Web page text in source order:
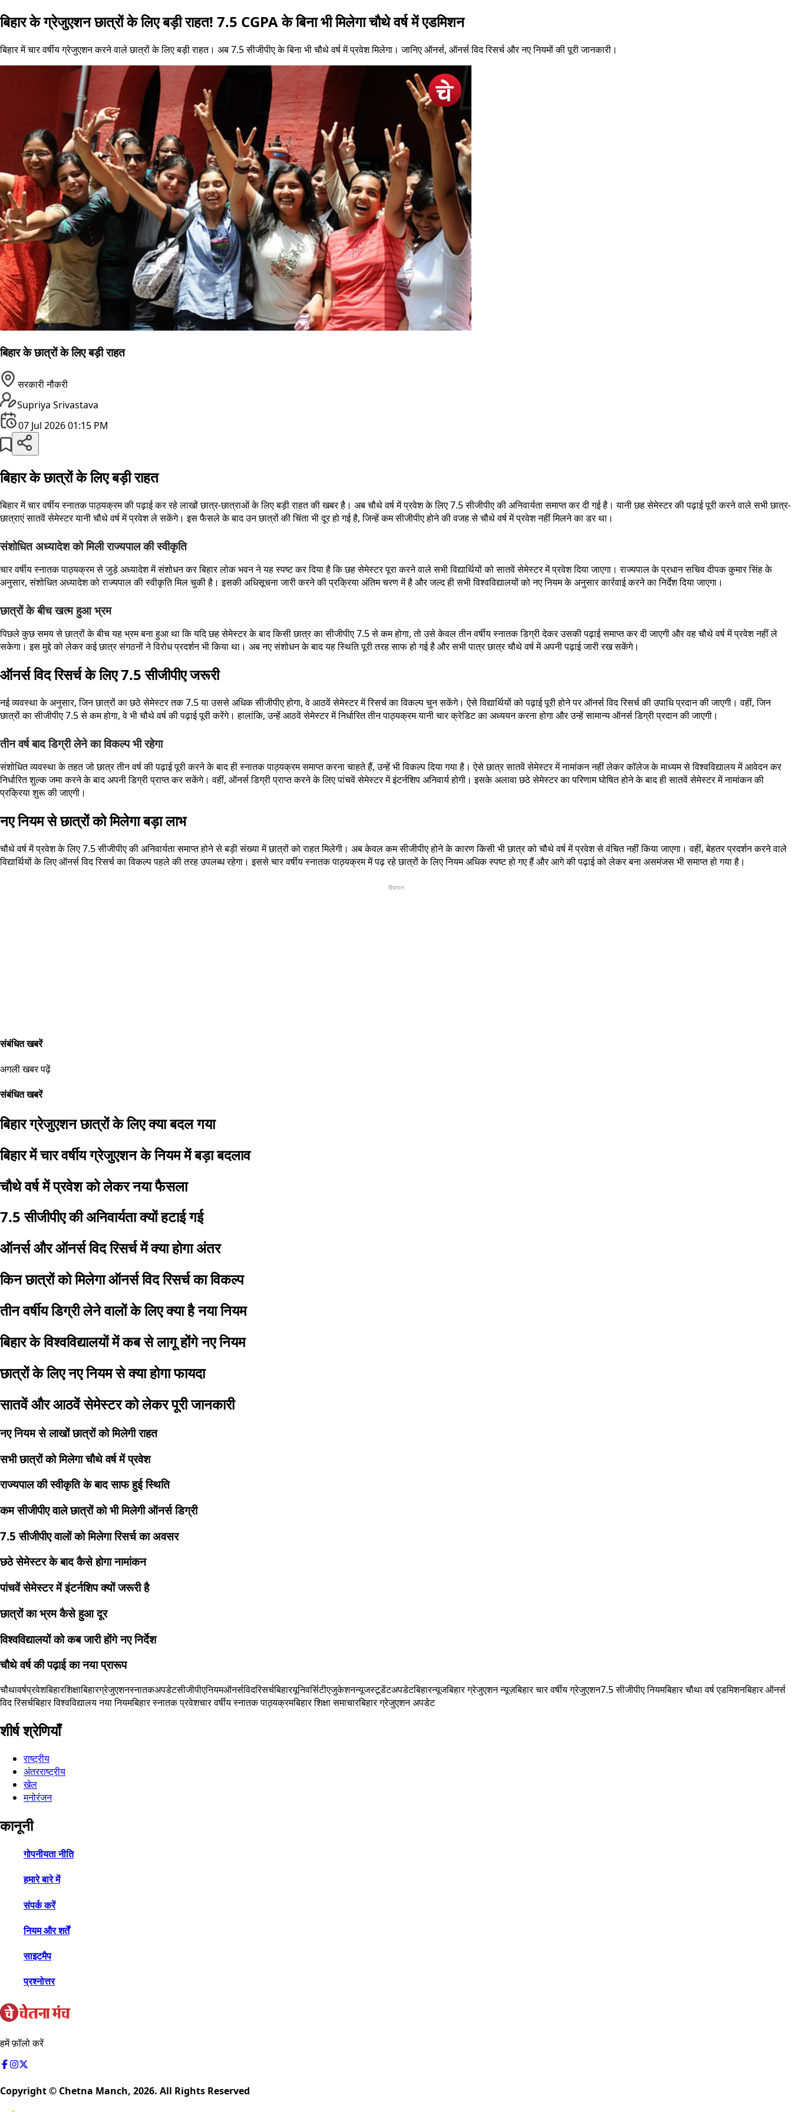
बिहार के ग्रेजुएशन छात्रों के लिए बड़ी राहत! 7.5 CGPA के बिना भी मिलेगा चौथे वर्ष में एडमिशन
बिहार में चार वर्षीय ग्रेजुएशन करने वाले छात्रों के लिए बड़ी राहत। अब 7.5 सीजीपीए के बिना भी चौथे वर्ष में प्रवेश मिलेगा। जानिए ऑनर्स, ऑनर्स विद रिसर्च और नए नियमों की पूरी जानकारी।
बिहार के छात्रों के लिए बड़ी राहत
सरकारी नौकरी
Supriya Srivastava
07 Jul 2026 01:15 PM
बिहार के छात्रों के लिए बड़ी राहत
बिहार में चार वर्षीय स्नातक पाठ्यक्रम की पढ़ाई कर रहे लाखों छात्र-छात्राओं के लिए बड़ी राहत की खबर है। अब चौथे वर्ष में प्रवेश के लिए 7.5 सीजीपीए की अनिवार्यता समाप्त कर दी गई है। यानी छह सेमेस्टर की पढ़ाई पूरी करने वाले सभी छात्र-
छात्राएं सातवें सेमेस्टर यानी चौथे वर्ष में प्रवेश ले सकेंगे। इस फैसले के बाद उन छात्रों की चिंता भी दूर हो गई है, जिन्हें कम सीजीपीए होने की वजह से चौथे वर्ष में प्रवेश नहीं मिलने का डर था।
संशोधित अध्यादेश को मिली राज्यपाल की स्वीकृति
चार वर्षीय स्नातक पाठ्यक्रम से जुड़े अध्यादेश में संशोधन कर बिहार लोक भवन ने यह स्पष्ट कर दिया है कि छह सेमेस्टर पूरा करने वाले सभी विद्यार्थियों को सातवें सेमेस्टर में प्रवेश दिया जाएगा। राज्यपाल के प्रधान सचिव दीपक कुमार सिंह के
अनुसार, संशोधित अध्यादेश को राज्यपाल की स्वीकृति मिल चुकी है। इसकी अधिसूचना जारी करने की प्रक्रिया अंतिम चरण में है और जल्द ही सभी विश्वविद्यालयों को नए नियम के अनुसार कार्रवाई करने का निर्देश दिया जाएगा।
छात्रों के बीच खत्म हुआ भ्रम
पिछले कुछ समय से छात्रों के बीच यह भ्रम बना हुआ था कि यदि छह सेमेस्टर के बाद किसी छात्र का सीजीपीए 7.5 से कम होगा, तो उसे केवल तीन वर्षीय स्नातक डिग्री देकर उसकी पढ़ाई समाप्त कर दी जाएगी और वह चौथे वर्ष में प्रवेश नहीं ले
सकेगा। इस मुद्दे को लेकर कई छात्र संगठनों ने विरोध प्रदर्शन भी किया था। अब नए संशोधन के बाद यह स्थिति पूरी तरह साफ हो गई है और सभी पात्र छात्र चौथे वर्ष में अपनी पढ़ाई जारी रख सकेंगे।
ऑनर्स विद रिसर्च के लिए 7.5 सीजीपीए जरूरी
नई व्यवस्था के अनुसार, जिन छात्रों का छठे सेमेस्टर तक 7.5 या उससे अधिक सीजीपीए होगा, वे आठवें सेमेस्टर में रिसर्च का विकल्प चुन सकेंगे। ऐसे विद्यार्थियों को पढ़ाई पूरी होने पर ऑनर्स विद रिसर्च की उपाधि प्रदान की जाएगी। वहीं, जिन
छात्रों का सीजीपीए 7.5 से कम होगा, वे भी चौथे वर्ष की पढ़ाई पूरी करेंगे। हालांकि, उन्हें आठवें सेमेस्टर में निर्धारित तीन पाठ्यक्रम यानी चार क्रेडिट का अध्ययन करना होगा और उन्हें सामान्य ऑनर्स डिग्री प्रदान की जाएगी।
तीन वर्ष बाद डिग्री लेने का विकल्प भी रहेगा
संशोधित व्यवस्था के तहत जो छात्र तीन वर्ष की पढ़ाई पूरी करने के बाद ही स्नातक पाठ्यक्रम समाप्त करना चाहते हैं, उन्हें भी विकल्प दिया गया है। ऐसे छात्र सातवें सेमेस्टर में नामांकन नहीं लेकर कॉलेज के माध्यम से विश्वविद्यालय में आवेदन कर
निर्धारित शुल्क जमा करने के बाद अपनी डिग्री प्राप्त कर सकेंगे। वहीं, ऑनर्स डिग्री प्राप्त करने के लिए पांचवें सेमेस्टर में इंटर्नशिप अनिवार्य होगी। इसके अलावा छठे सेमेस्टर का परिणाम घोषित होने के बाद ही सातवें सेमेस्टर में नामांकन की
प्रक्रिया शुरू की जाएगी।
नए नियम से छात्रों को मिलेगा बड़ा लाभ
चौथे वर्ष में प्रवेश के लिए 7.5 सीजीपीए की अनिवार्यता समाप्त होने से बड़ी संख्या में छात्रों को राहत मिलेगी। अब केवल कम सीजीपीए होने के कारण किसी भी छात्र को चौथे वर्ष में प्रवेश से वंचित नहीं किया जाएगा। वहीं, बेहतर प्रदर्शन करने वाले
विद्यार्थियों के लिए ऑनर्स विद रिसर्च का विकल्प पहले की तरह उपलब्ध रहेगा। इससे चार वर्षीय स्नातक पाठ्यक्रम में पढ़ रहे छात्रों के लिए नियम अधिक स्पष्ट हो गए हैं और आगे की पढ़ाई को लेकर बना असमंजस भी समाप्त हो गया है।
विज्ञापन
संबंधित खबरें
अगली खबर पढ़ें
संबंधित खबरें
बिहार ग्रेजुएशन छात्रों के लिए क्या बदल गया
बिहार में चार वर्षीय ग्रेजुएशन के नियम में बड़ा बदलाव
चौथे वर्ष में प्रवेश को लेकर नया फैसला
7.5 सीजीपीए की अनिवार्यता क्यों हटाई गई
ऑनर्स और ऑनर्स विद रिसर्च में क्या होगा अंतर
किन छात्रों को मिलेगा ऑनर्स विद रिसर्च का विकल्प
तीन वर्षीय डिग्री लेने वालों के लिए क्या है नया नियम
बिहार के विश्वविद्यालयों में कब से लागू होंगे नए नियम
छात्रों के लिए नए नियम से क्या होगा फायदा
सातवें और आठवें सेमेस्टर को लेकर पूरी जानकारी
नए नियम से लाखों छात्रों को मिलेगी राहत
सभी छात्रों को मिलेगा चौथे वर्ष में प्रवेश
राज्यपाल की स्वीकृति के बाद साफ हुई स्थिति
कम सीजीपीए वाले छात्रों को भी मिलेगी ऑनर्स डिग्री
7.5 सीजीपीए वालों को मिलेगा रिसर्च का अवसर
छठे सेमेस्टर के बाद कैसे होगा नामांकन
पांचवें सेमेस्टर में इंटर्नशिप क्यों जरूरी है
छात्रों का भ्रम कैसे हुआ दूर
विश्वविद्यालयों को कब जारी होंगे नए निर्देश
चौथे वर्ष की पढ़ाई का नया प्रारूप
चौथावर्षप्रवेशबिहारशिक्षाबिहारग्रेजुएशनस्नातकअपडेटसीजीपीएनियमऑनर्सविदरिसर्चबिहारयूनिवर्सिटीएजुकेशनन्यूजस्टूडेंटअपडेटबिहारन्यूजबिहार ग्रेजुएशन न्यूज़बिहार चार वर्षीय ग्रेजुएशन7.5 सीजीपीए नियमबिहार चौथा वर्ष एडमिशनबिहार ऑनर्स
विद रिसर्चबिहार विश्वविद्यालय नया नियमबिहार स्नातक प्रवेशचार वर्षीय स्नातक पाठ्यक्रमबिहार शिक्षा समाचारबिहार ग्रेजुएशन अपडेट
शीर्ष श्रेणियाँ
राष्ट्रीय
अंतरराष्ट्रीय
खेल
मनोरंजन
कानूनी
गोपनीयता नीति
हमारे बारे में
संपर्क करें
नियम और शर्तें
साइटमैप
प्रश्नोत्तर
हमें फ़ॉलो करें
Copyright © Chetna Manch, 2026. All Rights Reserved